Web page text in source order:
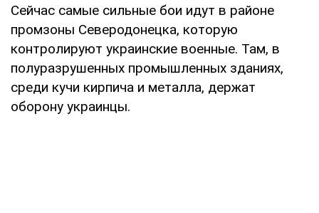
Сейчас самые сильные бои идут в районе
промзоны Северодонецка, которую
контролируют украинские военные. Там, в
полуразрушенных промышленных зданиях,
среди кучи кирпича и металла, держат
оборону украинцы.